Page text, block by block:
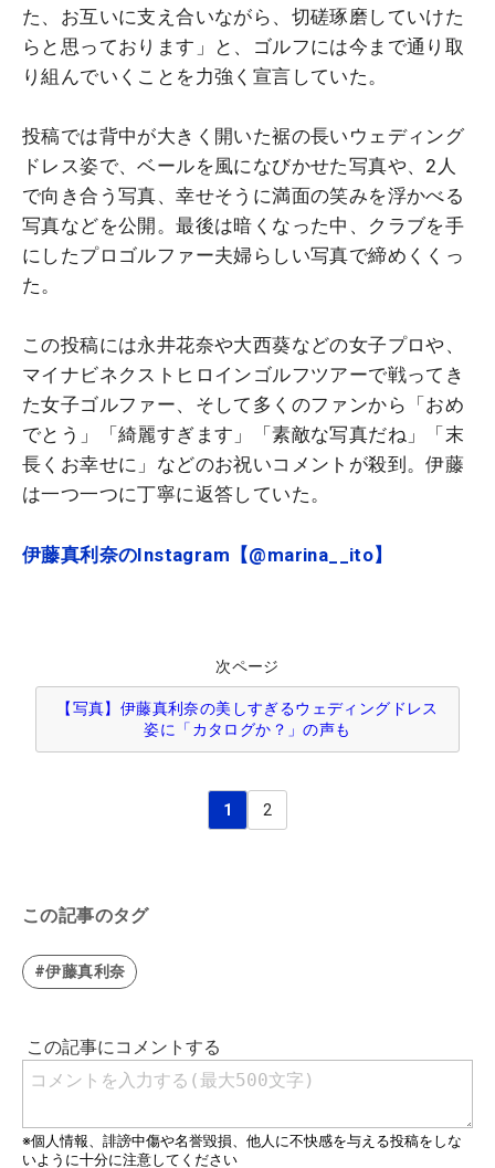
た、お互いに支え合いながら、切磋琢磨していけた
らと思っております」と、ゴルフには今まで通り取
り組んでいくことを力強く宣言していた。
投稿では背中が大きく開いた裾の長いウェディング
ドレス姿で、ベールを風になびかせた写真や、2人
で向き合う写真、幸せそうに満面の笑みを浮かべる
写真などを公開。最後は暗くなった中、クラブを手
にしたプロゴルファー夫婦らしい写真で締めくくっ
た。
この投稿には永井花奈や大西葵などの女子プロや、
マイナビネクストヒロインゴルフツアーで戦ってき
た女子ゴルファー、そして多くのファンから「おめ
でとう」「綺麗すぎます」「素敵な写真だね」「末
長くお幸せに」などのお祝いコメントが殺到。伊藤
は一つ一つに丁寧に返答していた。
伊藤真利奈のInstagram【@marina__ito】
次ページ
【写真】伊藤真利奈の美しすぎるウェディングドレス
姿に「カタログか？」の声も
1 2
この記事のタグ
#伊藤真利奈